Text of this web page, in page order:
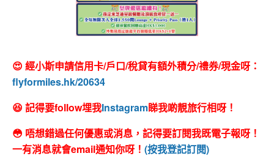
😍 經小斯申請信用卡/戶口/稅貸有額外積分/禮券/現金呀：
flyformiles.hk/20634
😆 記得要follow埋我Instagram睇我啲靚旅行相呀！
😳 唔想錯過任何優惠或消息，記得要訂閱我既電子報呀！
一有消息就會email通知你呀！ (按我登記訂閱)